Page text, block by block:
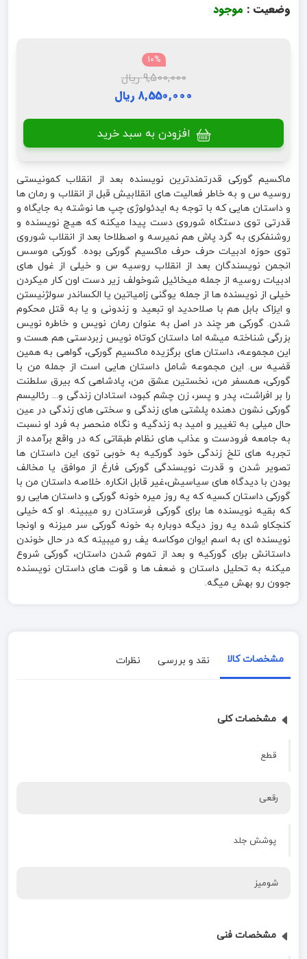
وضعیت : موجود
10%
9,500,000 ریال
8,550,000 ریال
افزودن به سبد خرید
ماکسیم گورکی قدرتمندترین نویسنده بعد از انقلاب کمونیستی
روسیه س و به خاطر فعالیت های انقلابیش قبل از انقلاب و رمان ها
و داستان هایی که با توجه به ایدئولوژی چپ ها نوشته به جایگاه و
قدرتی توی دستگاه شوروی دست پیدا میکنه که هیچ نویسنده و
روشنفکری به گرد پاش هم نمیرسه و اصطلاحا بعد از انقلاب شوروی
توی حوزه ادبیات حرف حرف ماکسیم گورکی بوده. گورکی موسس
انجمن نویسندگان بعد از انقلاب روسیه س و خیلی از غول های
ادبیات روسیه از جمله میخائیل شوخولف زیر دست اون کار میکردن
خیلی از نویسنده ها از جمله یوگنی زامیاتین یا الکساندر سولژنیستن
و ایزاک بابل هم با صلاحدید او تبعید و زندونی و یا به قتل محکوم
شدن. گورکی هر چند در اصل به عنوان رمان نویس و خاطره نویس
بزرگی شناخته میشه اما داستان کوتاه نویس زبردستی هم هست و
این مجموعه، داستان های برگزیده ماکسیم گورکی، گواهی به همین
قضیه س. این مجموعه شامل داستان هایی است از جمله من با
گورکی، همسفر من، نخستین عشق من، پادشاهی که بیرق سلطنت
را بر افراشت، پدر و پسر، زن چشم کبود، استادان زندگی و... رئالیسم
گورکی نشون دهنده پلشتی های زندگی و سختی های زندگی در عین
حال میلی به تغییر و امید به زندگیه و نگاه منحصر به فرد او نسبت
به جامعه فرودست و عذاب های نظام طبقاتی که در واقع برآمده از
تجربه های تلخ زندگی خود گورکیه به خوبی توی این داستان ها
تصویر شدن و قدرت نویسندگی گورکی فارغ از موافق یا مخالف
بودن با دیدگاه های سیاسیش،غیر قابل انکاره. خلاصه داستان من با
گورکی داستان کسیه که یه روز میره خونه گورکی و داستان هایی رو
که بقیه نویسنده ها برای گورکی فرستادن رو میبینه. او که خیلی
کنجکاو شده یه روز دیگه دوباره به خونه گورکی سر میزنه و اونجا
نویسنده ای به اسم ایوان موکاسه یف رو میبینه که در حال خوندن
داستانش برای گورکیه و بعد از تموم شدن داستان، گورکی شروع
میکنه به تحلیل داستان و ضعف ها و قوت های داستان نویسنده
جوون رو بهش میگه.
مشخصات کالا نقد و بررسی نظرات
مشخصات کلی
قطع
رقعی
پوشش جلد
شومیز
مشخصات فنی